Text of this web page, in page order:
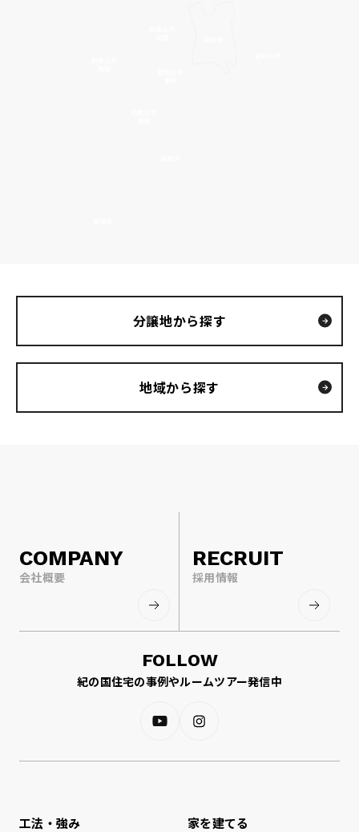
分譲地から探す
地域から探す
COMPANY
会社概要
RECRUIT
採用情報
FOLLOW
紀の国住宅の事例やルームツアー発信中
工法・強み 家を建てる